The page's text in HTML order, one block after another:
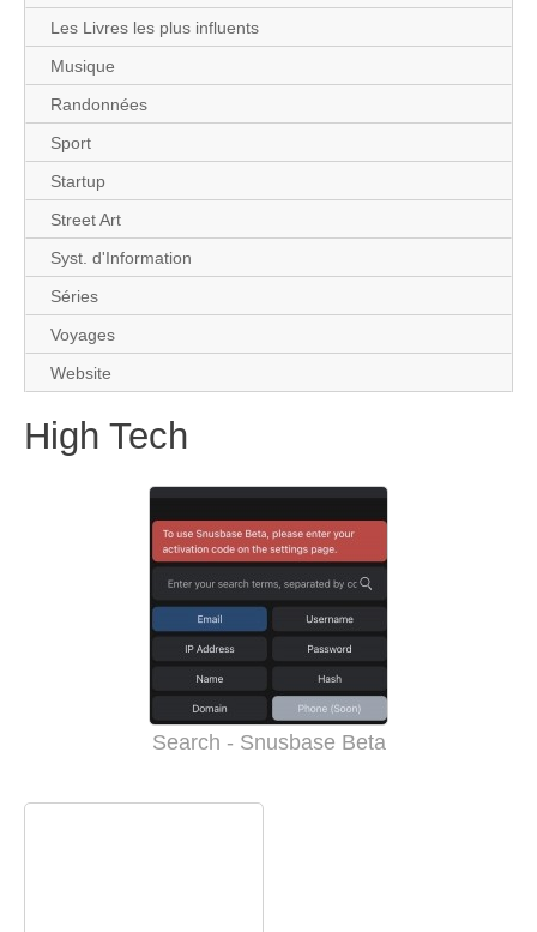
Les Livres les plus influents
Musique
Randonnées
Sport
Startup
Street Art
Syst. d'Information
Séries
Voyages
Website
High Tech
Search - Snusbase Beta